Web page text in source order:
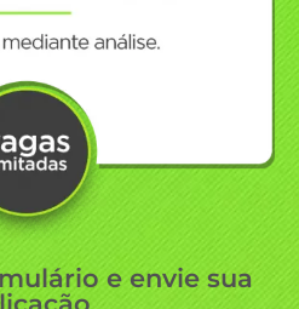
e envie sua